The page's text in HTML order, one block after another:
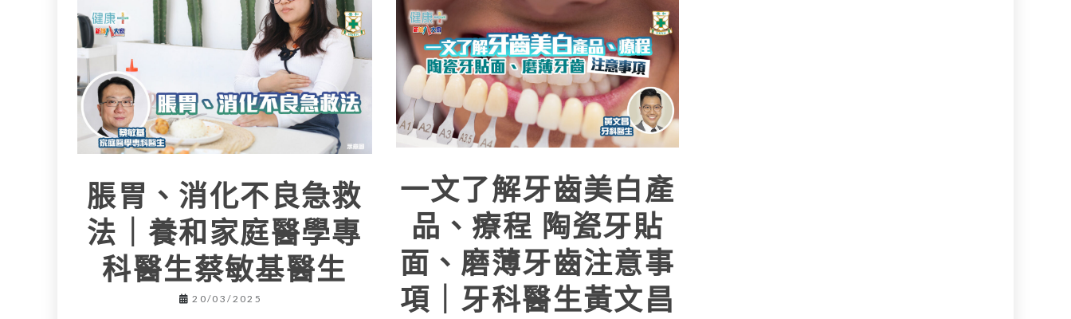
脹胃、消化不良急救
法｜養和家庭醫學專
科醫生蔡敏基醫生
20/03/2025
一文了解牙齒美白產
品、療程 陶瓷牙貼
面、磨薄牙齒注意事
項｜牙科醫生黃文昌